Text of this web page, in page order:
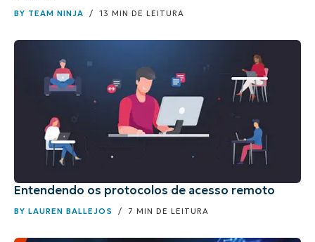
BY TEAM NINJA / 13 MIN DE LEITURA
Entendendo os protocolos de acesso remoto
BY LAUREN BALLEJOS / 7 MIN DE LEITURA